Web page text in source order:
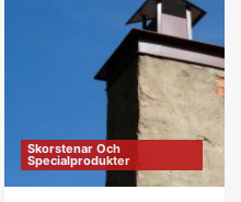
Skorstenar Och
Specialprodukter